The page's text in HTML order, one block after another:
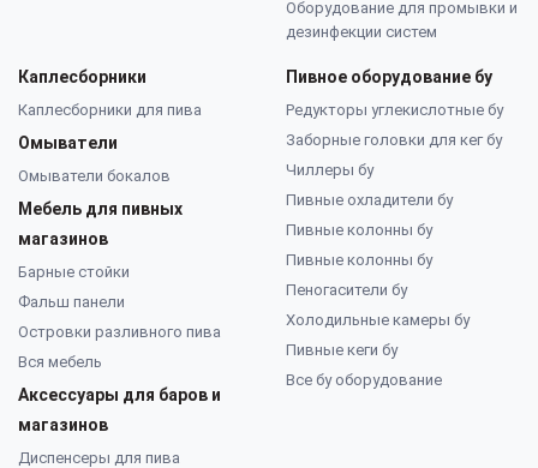
Оборудование для промывки и
дезинфекции систем
Каплесборники
Каплесборники для пива
Омыватели
Омыватели бокалов
Мебель для пивных
магазинов
Барные стойки
Фальш панели
Островки разливного пива
Вся мебель
Аксессуары для баров и
магазинов
Диспенсеры для пива
Пивное оборудование бу
Редукторы углекислотные бу
Заборные головки для кег бу
Чиллеры бу
Пивные охладители бу
Пивные колонны бу
Пивные колонны бу
Пеногасители бу
Холодильные камеры бу
Пивные кеги бу
Все бу оборудование